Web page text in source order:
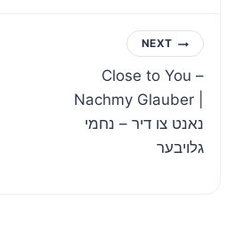
NEXT
Close to You –
Nachmy Glauber |
נאנט צו דיר – נחמי
גלויבער